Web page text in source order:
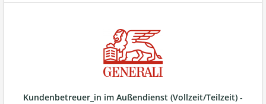
Kundenbetreuer_in im Außendienst (Vollzeit/Teilzeit) -